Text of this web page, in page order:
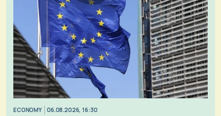
ECONOMY 06.08.2026, 16:30